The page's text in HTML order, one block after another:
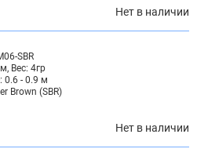
Нет в наличии
SBR
Вес: 4гр
0.6 - 0.9 м
Brown (SBR)
Нет в наличии